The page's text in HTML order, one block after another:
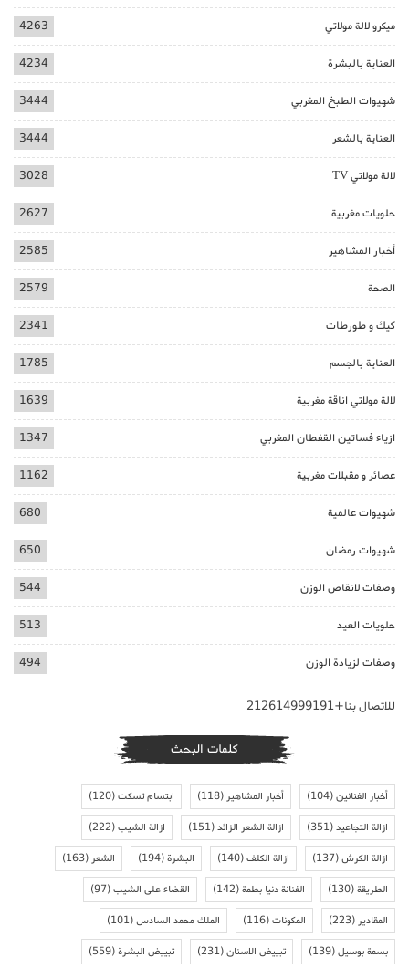
ميكرو لالة مولاتي 4263
العناية بالبشرة 4234
شهيوات الطبخ المغربي 3444
العناية بالشعر 3444
لالة مولاتي TV 3028
حلويات مغربية 2627
أخبار المشاهير 2585
الصحة 2579
كيك و طورطات 2341
العناية بالجسم 1785
لالة مولاتي اناقة مغربية 1639
ازياء فساتين القفطان المغربي 1347
عصائر و مقبلات مغربية 1162
شهيوات عالمية 680
شهيوات رمضان 650
وصفات لانقاص الوزن 544
حلويات العيد 513
وصفات لزيادة الوزن 494
للاتصال بنا+212614999191
كلمات البحث
أخبار الفنانين(104) أخبار المشاهير(118) ابتسام تسكت(120)
ازالة التجاعيد(351) ازالة الشعر الزائد(151) ازالة الشيب(222)
ازالة الكرش(137) ازالة الكلف(140) البشرة(194) الشعر(163)
الطريقة(130) الفنانة دنيا بطمة(142) القضاء على الشيب(97)
المقادير(223) المكونات(116) الملك محمد السادس(101)
بسمة بوسيل(139) تبييض الاسنان(231) تبييض البشرة(559)